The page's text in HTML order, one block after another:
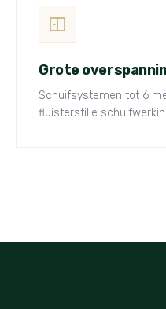
Grote
Schuifsystemen tot 6
fluisterstille